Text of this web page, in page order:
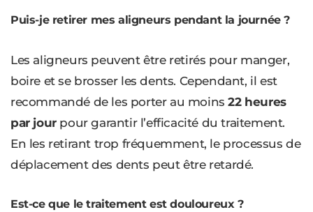
Puis-je retirer mes aligneurs pendant la journée ?
Les aligneurs peuvent être retirés pour manger,
boire et se brosser les dents. Cependant, il est
recommandé de les porter au moins22 heures
par jourpour garantir l’efficacité du traitement.
En les retirant trop fréquemment, le processus de
déplacement des dents peut être retardé.
Est-ce que le traitement est douloureux ?